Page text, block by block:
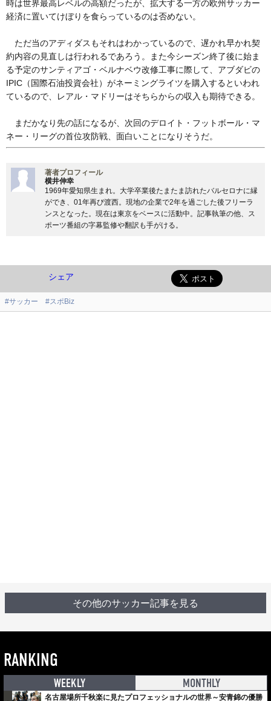
時は世界最高レベルの高額だったが、拡大する一方の欧州サッカー
経済に置いてけぼりを食らっているのは否めない。
ただ当のアディダスもそれはわかっているので、遅かれ早かれ契
約内容の見直しは行われるであろう。また今シーズン終了後に始ま
る予定のサンティアゴ・ベルナベウ改修工事に際して、アブダビの
IPIC（国際石油投資会社）がネーミングライツを購入するといわれ
ているので、レアル・マドリーはそちらからの収入も期待できる。
まだかなり先の話になるが、次回のデロイト・フットボール・マ
ネー・リーグの首位攻防戦、面白いことになりそうだ。
著者プロフィール
横井伸幸
1969年愛知県生まれ。大学卒業後たまたま訪れたバルセロナに縁
ができ、01年再び渡西。現地の企業で2年を過ごした後フリーラ
ンスとなった。現在は東京をベースに活動中。記事執筆の他、ス
ポーツ番組の字幕監修や翻訳も手がける。
シェア
#サッカー #スポBiz
その他のサッカー記事を見る
RANKING
WEEKLY MONTHLY
名古屋場所千秋楽に見たプロフェッショナルの世界～安青錦の優勝